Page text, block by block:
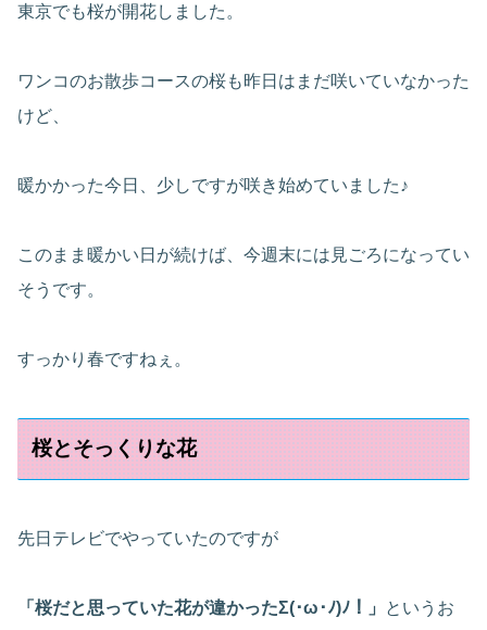
東京でも桜が開花しました。
ワンコのお散歩コースの桜も昨日はまだ咲いていなかった
けど、
暖かかった今日、少しですが咲き始めていました♪
このまま暖かい日が続けば、今週末には見ごろになってい
そうです。
すっかり春ですねぇ。
桜とそっくりな花
先日テレビでやっていたのですが
「桜だと思っていた花が違かったΣ(･ω･ﾉ)ﾉ！」
というお